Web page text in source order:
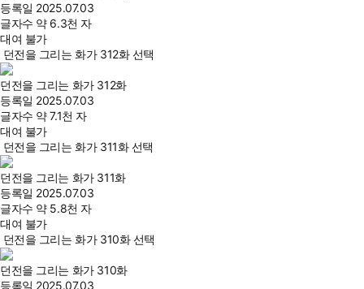
등록일 2025.07.03
글자수 약 6.3천 자
대여 불가
던전을 그리는 화가 312화 선택
던전을 그리는 화가 312화
등록일 2025.07.03
글자수 약 7.1천 자
대여 불가
던전을 그리는 화가 311화 선택
던전을 그리는 화가 311화
등록일 2025.07.03
글자수 약 5.8천 자
대여 불가
던전을 그리는 화가 310화 선택
던전을 그리는 화가 310화
등록일 2025.07.03